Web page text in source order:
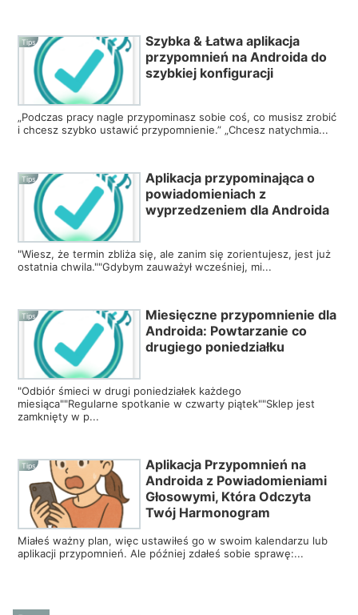
Tips
Szybka & Łatwa aplikacja
przypomnień na Androida do
szybkiej konfiguracji
„Podczas pracy nagle przypominasz sobie coś, co musisz zrobić
i chcesz szybko ustawić przypomnienie.” „Chcesz natychmia...
Tips
Aplikacja przypominająca o
powiadomieniach z
wyprzedzeniem dla Androida
"Wiesz, że termin zbliża się, ale zanim się zorientujesz, jest już
ostatnia chwila.""Gdybym zauważył wcześniej, mi...
Tips
Miesięczne przypomnienie dla
Androida: Powtarzanie co
drugiego poniedziałku
"Odbiór śmieci w drugi poniedziałek każdego
miesiąca""Regularne spotkanie w czwarty piątek""Sklep jest
zamknięty w p...
Tips
Aplikacja Przypomnień na
Androida z Powiadomieniami
Głosowymi, Która Odczyta
Twój Harmonogram
Miałeś ważny plan, więc ustawiłeś go w swoim kalendarzu lub
aplikacji przypomnień. Ale później zdałeś sobie sprawę:...